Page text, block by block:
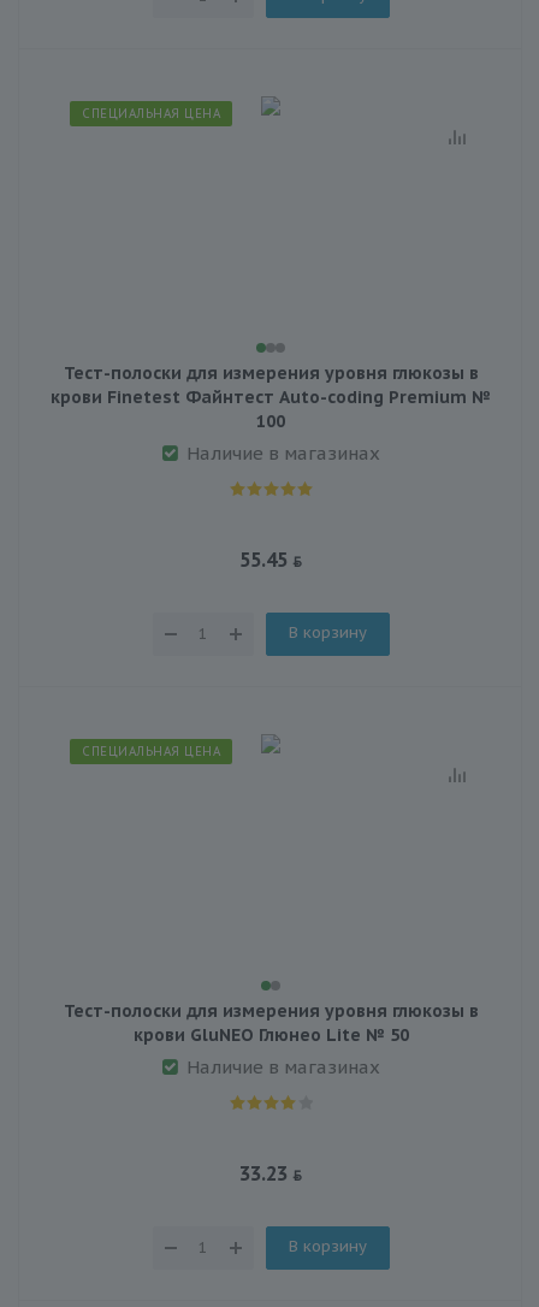
СПЕЦИАЛЬНАЯ ЦЕНА
Тест-полоски для измерения уровня глюкозы в
крови Finetest Файнтест Auto-coding Premium №
100
Наличие в магазинах
55.45
В корзину
СПЕЦИАЛЬНАЯ ЦЕНА
Тест-полоски для измерения уровня глюкозы в
крови GluNEO Глюнео Lite № 50
Наличие в магазинах
33.23
В корзину